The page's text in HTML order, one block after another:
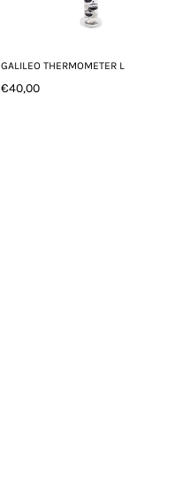
GALILEO THERMOMETER L
Normale
€40,00